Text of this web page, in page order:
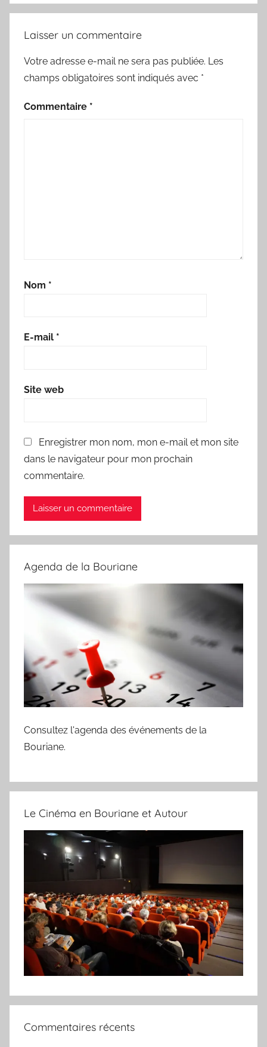
Laisser un commentaire
Votre adresse e-mail ne sera pas publiée. Les
champs obligatoires sont indiqués avec *
Commentaire *
Nom *
E-mail *
Site web
Enregistrer mon nom, mon e-mail et mon site
dans le navigateur pour mon prochain
commentaire.
Agenda de la Bouriane
Consultez l'agenda des événements de la
Bouriane.
Le Cinéma en Bouriane et Autour
Commentaires récents